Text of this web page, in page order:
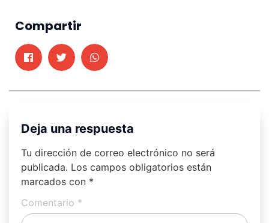
Compartir
Deja una respuesta
Tu dirección de correo electrónico no será
publicada. Los campos obligatorios están
marcados con *
Comentario *